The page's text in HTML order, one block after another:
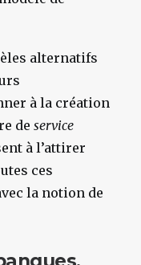
alternatifs
à la création
de service
à l’attirer
ces
la notion de